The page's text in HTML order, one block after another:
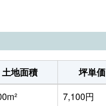
土地面積 坪単価
7,100円